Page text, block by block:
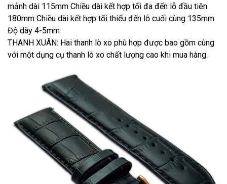
mảnh dài 115mm Chiều dài kết hợp tối đa đến lỗ đầu tiên
180mm Chiều dài kết hợp tối thiểu đến lỗ cuối cùng 135mm
Độ dày 4-5mm
THANH XUÂN: Hai thanh lò xo phù hợp được bao gồm cùng
với một dụng cụ thanh lò xo chất lượng cao khi mua hàng.